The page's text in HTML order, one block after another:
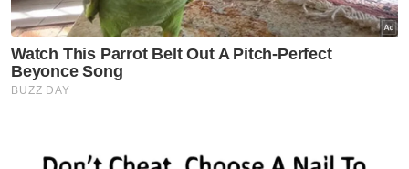
Sebab itu Merak Jalanan mahu bertanya,
adakah lesen dan peraturan di media sosial ini
benar-benar untuk keselamatan pengguna
atau sekadar memberi kuasa menyekat
Jika selepas lesen diwajibkan, penipuan terus